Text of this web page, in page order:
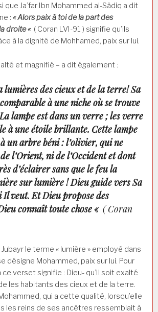
que Ja’far Ibn Mohammed al-Sâdiq a dit
: « Alors paix à toi de la part des
droite « ( Coran LVI-91 ) signifie qu’ils
à la dignité de Mohhamed, paix sur lui.
et magnifié – a dit également :
lumières des cieux et de la terre! Sa
à une niche où se trouve
lampe est dans un verre ; les verre
à une étoile brillante. Cette lampe
un arbre béni : l’olivier, qui ne
l’Orient, ni de l’Occident et dont
d’éclairer sans que le feu la
sur lumière ! Dieu guide vers Sa
veut. Et Dieu propose des
connaît toute chose « ( Coran
Jubayr le terme « lumière » employé dans
désigne Mohammed, paix sur lui. Pour
ce verset signifie : Dieu- qu’Il soit exalté
les habitants des cieux et de la terre.
qui a cette qualité, lorsqu’elle
les reins de ses ancêtres ressemblait à